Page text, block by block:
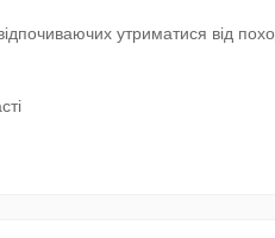
утриматися від